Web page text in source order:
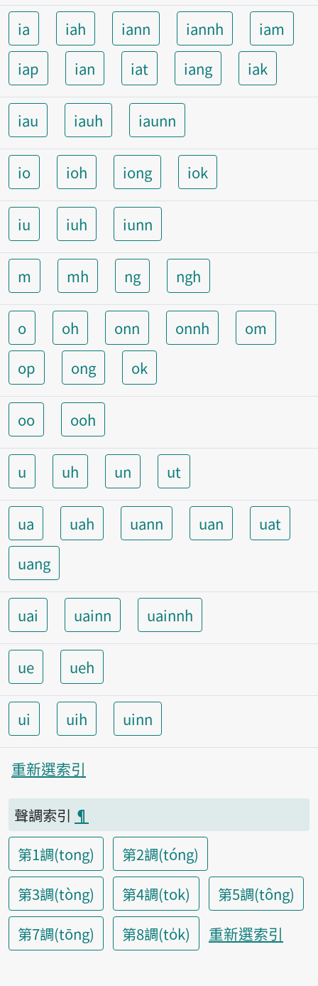
ia iah iann iannh
iam
iap
ian iat iang iak
iau iauh iaunn
io ioh iong iok
iu iuh iunn
m mh ng ngh
o oh onn onnh
om
op
ong ok
oo ooh
u uh un ut
ua uah uann uan
uat
uang
uai uainn uainnh
ue ueh
ui uih uinn
重新選索引
聲調索引 ¶
第1調(tong)
第2調(tóng)
第3調(tòng)
第4調(tok)
第5調(tông)
第7調(tōng)
第8調(to̍k) 重新選索引